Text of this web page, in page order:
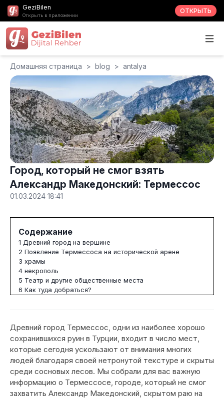
GeziBilen
Открыть в приложении
ОТКРЫТЬ
Домашняя страница > blog > antalya
Город, который не смог взять
Александр Македонский: Термессос
01.03.2024 18:41
Содержание
1 Древний город на вершине
2 Появление Термессоса на исторической арене
3 храмы
4 некрополь
5 Театр и другие общественные места
6 Как туда добраться?
Древний город Термессос, одни из наиболее хорошо
сохранившихся руин в Турции, входит в число мест,
которые сегодня ускользают от внимания многих
людей благодаря своей нетронутой текстуре и скрыты
среди сосновых лесов. Мы собрали для вас важную
информацию о Термессосе, городе, который не смог
захватить Александр Македонский, скрытом раю на